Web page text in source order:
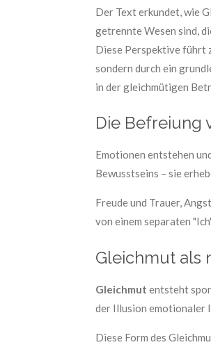
Der Text erkundet, wie
getrennte Wesen sind,
Diese Perspektive führt
sondern durch ein
in der gleichmütigen
Die Befreiung
Emotionen entstehen
Bewusstseins – sie
Freude und Trauer,
von einem separaten
Gleichmut als
Gleichmut entsteht
der Illusion emotionaler
Diese Form des